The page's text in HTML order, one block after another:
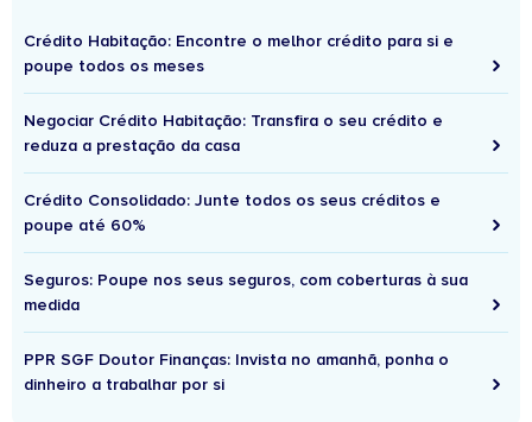
Crédito Habitação: Encontre o melhor crédito para si e
poupe todos os meses
Negociar Crédito Habitação: Transfira o seu crédito e
reduza a prestação da casa
Crédito Consolidado: Junte todos os seus créditos e
poupe até 60%
Seguros: Poupe nos seus seguros, com coberturas à sua
medida
PPR SGF Doutor Finanças: Invista no amanhã, ponha o
dinheiro a trabalhar por si